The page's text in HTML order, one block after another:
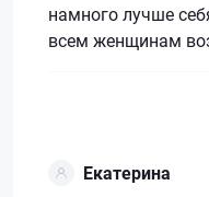
намного лучше
всем женщинам
Екатерина